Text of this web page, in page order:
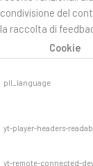
condivisione del
la raccolta di
Cookie
pll_language
yt-player-headers-
yt-remote-connected-